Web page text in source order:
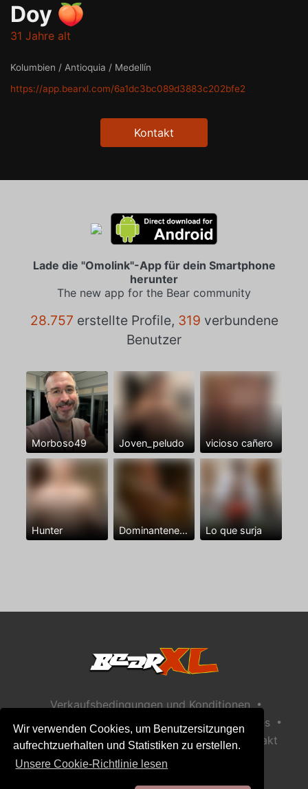
Wir verwenden Cookies, um Benutzersitzungen
aufrechtzuerhalten und Statistiken zu erstellen.
Unsere Cookie-Richtlinie lesen
Doy 🍑
31 Jahre alt
Kolumbien / Antioquia / Medellín
https://app.bearxl.com/6a1dc3bc089d3883c202bfe2
Kontakt
Lade die "Omolink"-App für dein Smartphone
herunter
The new app for the Bear community
28.757 erstellte Profile, 319 verbundene
Benutzer
Morboso49 Joven_peludo vicioso cañero
Hunter Dominantenegro ya Lo que surja
Verkaufsbedingungen und Konditionen •
Datenschutzerklärung Richtlinie zu Cookies •
Richtlinie zur Kindersicherheit Hilfe / Kontakt